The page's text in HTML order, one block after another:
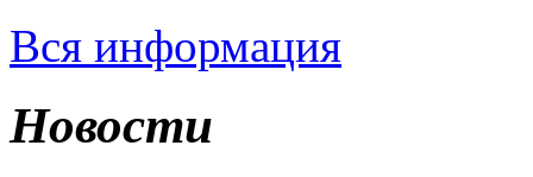
Вся информация
Новости